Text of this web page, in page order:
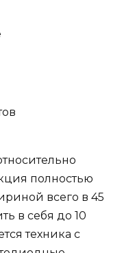
полностью
всего в 45
в себя до 10
техника с